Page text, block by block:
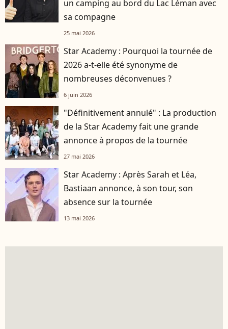
un camping au bord du Lac Léman avec
sa compagne
25 mai 2026
Star Academy : Pourquoi la tournée de
2026 a-t-elle été synonyme de
nombreuses déconvenues ?
6 juin 2026
"Définitivement annulé" : La production
de la Star Academy fait une grande
annonce à propos de la tournée
27 mai 2026
Star Academy : Après Sarah et Léa,
Bastiaan annonce, à son tour, son
absence sur la tournée
13 mai 2026